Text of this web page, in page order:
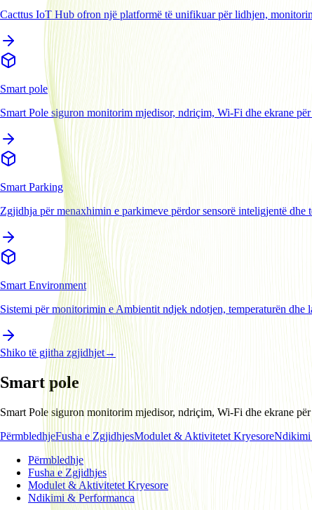
Cacttus IoT Hub ofron një platformë të unifikuar për lidhjen,
Smart pole
Smart Pole siguron monitorim mjedisor, ndriçim, Wi-Fi dhe ekrane
Smart Parking
Zgjidhja për menaxhimin e parkimeve përdor sensorë inteligjentë
Smart Environment
Sistemi për monitorimin e Ambientit ndjek ndotjen, temperaturën
Shiko të gjitha zgjidhjet→
Smart pole
Smart Pole siguron monitorim mjedisor, ndriçim, Wi-Fi dhe ekrane
PërmbledhjeFusha e ZgjidhjesModulet & Aktivitetet KryesoreNdikimi
Përmbledhje
Fusha e Zgjidhjes
Modulet & Aktivitetet Kryesore
Ndikimi & Performanca